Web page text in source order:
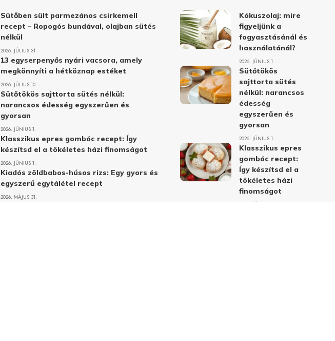
Sütőben sült parmezános csirkemell
recept – Ropogós bundával, olajban sütés
nélkül
2026. JÚLIUS 31.
13 egyserpenyős nyári vacsora, amely
megkönnyíti a hétköznap estéket
2026. JÚLIUS 10.
Sütőtökös sajttorta sütés nélkül:
narancsos édesség egyszerűen és
gyorsan
2026. JÚNIUS 1.
Klasszikus epres gombóc recept: Így
készítsd el a tökéletes házi finomságot
2026. JÚNIUS 1.
Kiadós zöldbabos-húsos rizs: Egy gyors és
egyszerű egytálétel recept
2026. MÁJUS 31.
Kókuszolaj: mire
figyeljünk a
fogyasztásánál és
használatánál?
2026. JÚNIUS 1.
Sütőtökös
sajttorta sütés
nélkül: narancsos
édesség
egyszerűen és
gyorsan
2026. JÚNIUS 1.
Klasszikus epres
gombóc recept:
Így készítsd el a
tökéletes házi
finomságot
2026. JÚNIUS 1.